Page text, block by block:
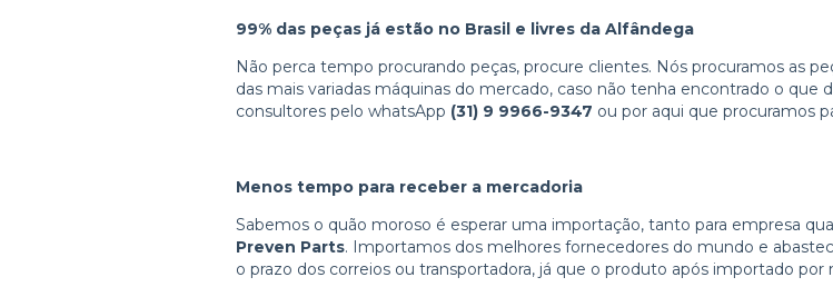
99% das peças já estão no Brasil e livres da Alfândega
Não perca tempo procurando peças, procure clientes. Nós procuramos as
das mais variadas máquinas do mercado, caso não tenha encontrado o
consultores pelo whatsApp (31) 9 9966-9347 ou por aqui que procuramos
Menos tempo para receber a mercadoria
Sabemos o quão moroso é esperar uma importação, tanto para empresa
Preven Parts. Importamos dos melhores fornecedores do mundo e
o prazo dos correios ou transportadora, já que o produto após importado por